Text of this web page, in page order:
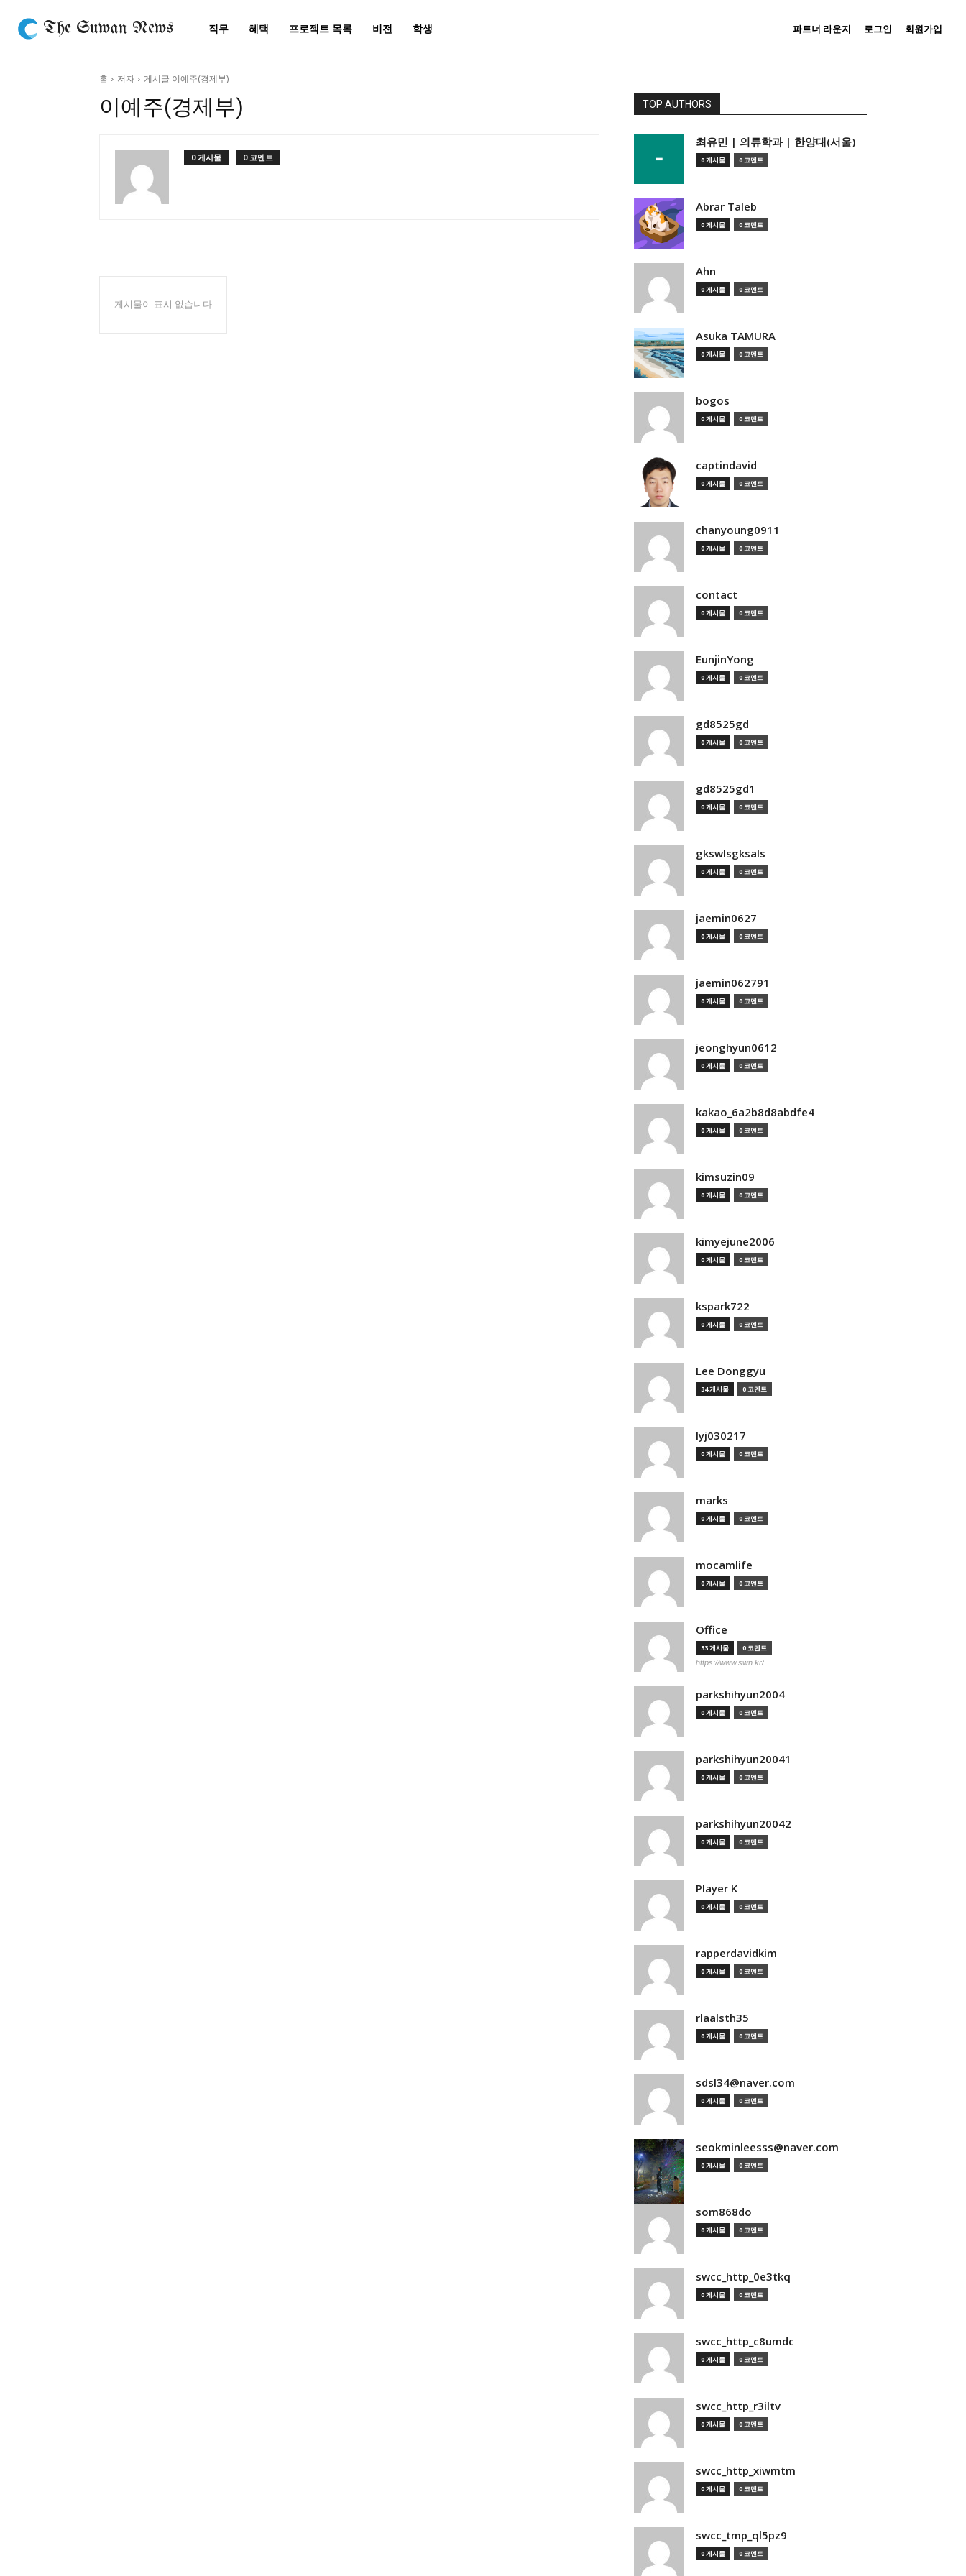
The Suwan News 직무 혜택 프로젝트 목록 비전 학생 파트너 라운지 로그인 회원가입
홈 저자 게시글 이예주(경제부)
이예주(경제부)
0 게시물 0 코멘트
게시물이 표시 없습니다
TOP AUTHORS
­최유민 | 의류학과 | 한양대(서울)
0 게시물 0 코멘트
Abrar Taleb
0 게시물 0 코멘트
Ahn
0 게시물 0 코멘트
Asuka TAMURA
0 게시물 0 코멘트
bogos
0 게시물 0 코멘트
captindavid
0 게시물 0 코멘트
chanyoung0911
0 게시물 0 코멘트
contact
0 게시물 0 코멘트
EunjinYong
0 게시물 0 코멘트
gd8525gd
0 게시물 0 코멘트
gd8525gd1
0 게시물 0 코멘트
gkswlsgksals
0 게시물 0 코멘트
jaemin0627
0 게시물 0 코멘트
jaemin062791
0 게시물 0 코멘트
jeonghyun0612
0 게시물 0 코멘트
kakao_6a2b8d8abdfe4
0 게시물 0 코멘트
kimsuzin09
0 게시물 0 코멘트
kimyejune2006
0 게시물 0 코멘트
kspark722
0 게시물 0 코멘트
Lee Donggyu
34 게시물 0 코멘트
lyj030217
0 게시물 0 코멘트
marks
0 게시물 0 코멘트
mocamlife
0 게시물 0 코멘트
Office
33 게시물 0 코멘트
https://www.swn.kr/
parkshihyun2004
0 게시물 0 코멘트
parkshihyun20041
0 게시물 0 코멘트
parkshihyun20042
0 게시물 0 코멘트
Player K
0 게시물 0 코멘트
rapperdavidkim
0 게시물 0 코멘트
rlaalsth35
0 게시물 0 코멘트
sdsl34@naver.com
0 게시물 0 코멘트
seokminleesss@naver.com
0 게시물 0 코멘트
som868do
0 게시물 0 코멘트
swcc_http_0e3tkq
0 게시물 0 코멘트
swcc_http_c8umdc
0 게시물 0 코멘트
swcc_http_r3iltv
0 게시물 0 코멘트
swcc_http_xiwmtm
0 게시물 0 코멘트
swcc_tmp_ql5pz9
0 게시물 0 코멘트